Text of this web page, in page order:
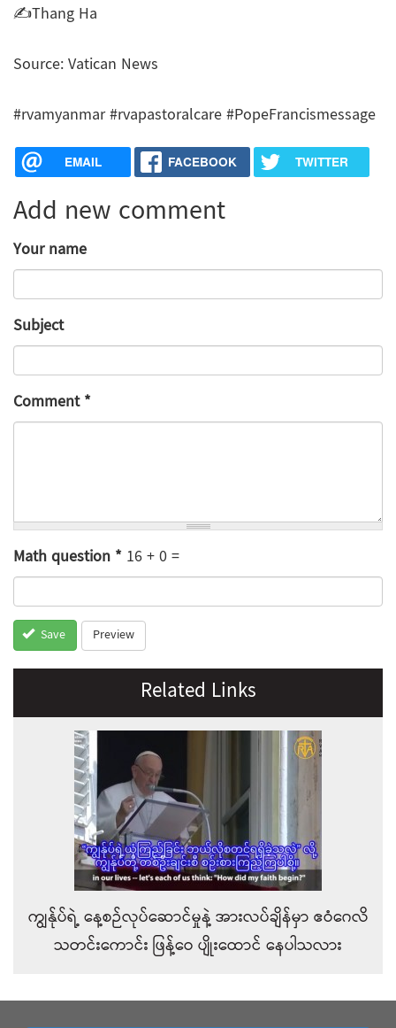
✍️Thang Ha
Source: Vatican News
#rvamyanmar #rvapastoralcare #PopeFrancismessage
EMAIL FACEBOOK TWITTER
Add new comment
Your name
Subject
Comment*
Math question* 16 + 0 =
Save Preview
Related Links
ကျွန်ုပ်ရဲ့ နေ့စဉ်လုပ်ဆောင်မှုနဲ့ အားလပ်ချိန်မှာ ဧဝံဂေလိ
သတင်းကောင်း ဖြန့်ဝေ ပျိုးထောင် နေပါသလား